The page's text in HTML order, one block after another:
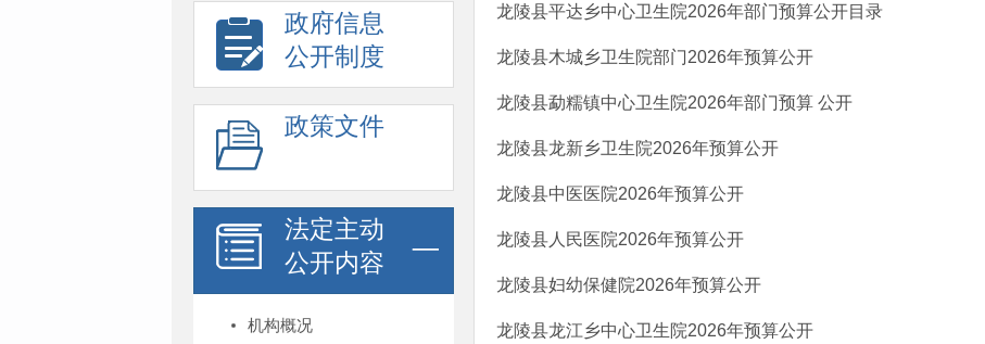
政府信息
公开制度
政策文件
法定主动
公开内容
机构概况
龙陵县平达乡中心卫生院2026年部门预算公开目录
龙陵县木城乡卫生院部门2026年预算公开
龙陵县勐糯镇中心卫生院2026年部门预算 公开
龙陵县龙新乡卫生院2026年预算公开
龙陵县中医医院2026年预算公开
龙陵县人民医院2026年预算公开
龙陵县妇幼保健院2026年预算公开
龙陵县龙江乡中心卫生院2026年预算公开